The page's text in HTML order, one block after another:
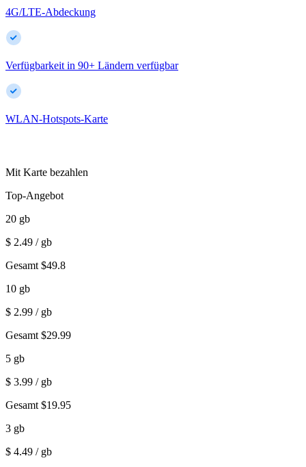
4G/LTE-Abdeckung
Verfügbarkeit in 90+ Ländern verfügbar
WLAN-Hotspots-Karte
Mit Karte bezahlen
Top-Angebot
20 gb
$ 2.49 / gb
Gesamt $49.8
10 gb
$ 2.99 / gb
Gesamt $29.99
5 gb
$ 3.99 / gb
Gesamt $19.95
3 gb
$ 4.49 / gb